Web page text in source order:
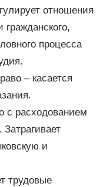
отношения
процесса
– касается
с расходованием
и
трудовые